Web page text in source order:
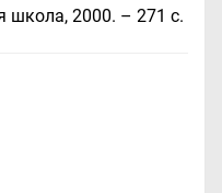
2000. – 271 c.